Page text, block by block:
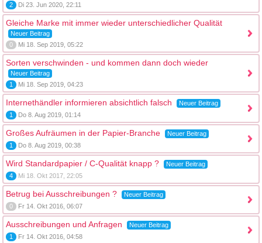
2
Di 23. Jun 2020, 22:11
Gleiche Marke mit immer wieder unterschiedlicher Qualität
Neuer Beitrag
0
Mi 18. Sep 2019, 05:22
Sorten verschwinden - und kommen dann doch wieder
Neuer Beitrag
1
Mi 18. Sep 2019, 04:23
Internethändler informieren absichtlich falsch
Neuer Beitrag
1
Do 8. Aug 2019, 01:14
Großes Aufräumen in der Papier-Branche
Neuer Beitrag
1
Do 8. Aug 2019, 00:38
Wird Standardpapier / C-Qualität knapp ?
Neuer Beitrag
4
Mi 18. Okt 2017, 22:05
Betrug bei Ausschreibungen ?
Neuer Beitrag
0
Fr 14. Okt 2016, 06:07
Ausschreibungen und Anfragen
Neuer Beitrag
1
Fr 14. Okt 2016, 04:58